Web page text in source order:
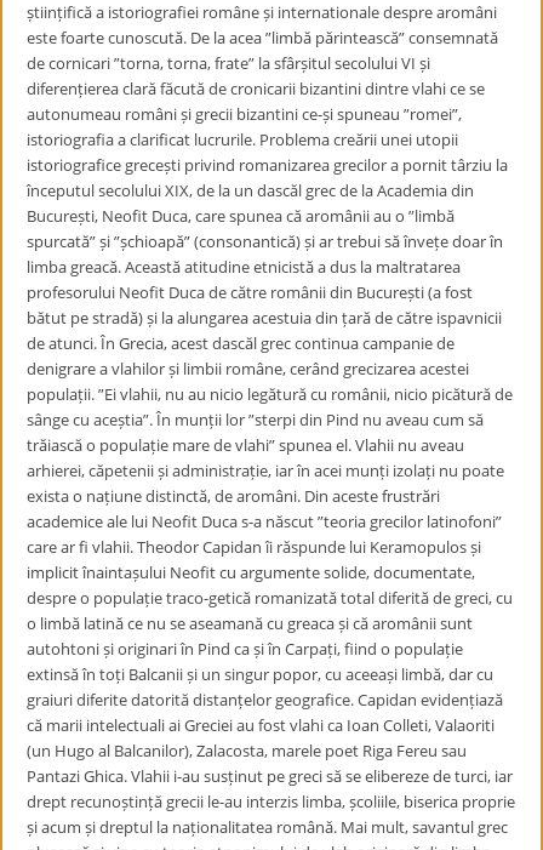
științifică a istoriografiei române și internationale despre aromâni
este foarte cunoscută. De la acea ”limbă părintească” consemnată
de cornicari ”torna, torna, frate” la sfârșitul secolului VI și
diferențierea clară făcută de cronicarii bizantini dintre vlahi ce se
autonumeau români și grecii bizantini ce-și spuneau ”romei”,
istoriografia a clarificat lucrurile. Problema creării unei utopii
istoriografice grecești privind romanizarea grecilor a pornit târziu la
începutul secolului XIX, de la un dascăl grec de la Academia din
București, Neofit Duca, care spunea că aromânii au o ”limbă
spurcată” și ”șchioapă” (consonantică) și ar trebui să învețe doar în
limba greacă. Această atitudine etnicistă a dus la maltratarea
profesorului Neofit Duca de către românii din București (a fost
bătut pe stradă) și la alungarea acestuia din țară de către ispavnicii
de atunci. În Grecia, acest dascăl grec continua campanie de
denigrare a vlahilor și limbii române, cerând grecizarea acestei
populații. ”Ei vlahii, nu au nicio legătură cu românii, nicio picătură de
sânge cu aceștia”. În munții lor ”sterpi din Pind nu aveau cum să
trăiască o populație mare de vlahi” spunea el. Vlahii nu aveau
arhierei, căpetenii și administrație, iar în acei munți izolați nu poate
exista o națiune distinctă, de aromâni. Din aceste frustrări
academice ale lui Neofit Duca s-a născut ”teoria grecilor latinofoni”
care ar fi vlahii. Theodor Capidan îi răspunde lui Keramopulos și
implicit înaintașului Neofit cu argumente solide, documentate,
despre o populație traco-getică romanizată total diferită de greci, cu
o limbă latină ce nu se aseamană cu greaca și că aromânii sunt
autohtoni și originari în Pind ca și în Carpați, fiind o populație
extinsă în toți Balcanii și un singur popor, cu aceeași limbă, dar cu
graiuri diferite datorită distanțelor geografice. Capidan evidențiază
că marii intelectuali ai Greciei au fost vlahi ca Ioan Colleti, Valaoriti
(un Hugo al Balcanilor), Zalacosta, marele poet Riga Fereu sau
Pantazi Ghica. Vlahii i-au susținut pe greci să se elibereze de turci, iar
drept recunoștință grecii le-au interzis limba, școliile, biserica proprie
și acum și dreptul la naționalitatea română. Mai mult, savantul grec